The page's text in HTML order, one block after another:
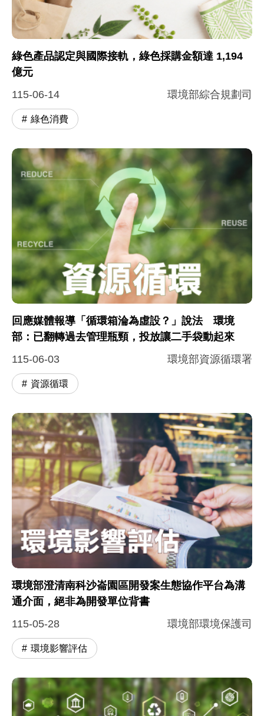
綠色產品認定與國際接軌，綠色採購金額達 1,194
億元
115-06-14
環境部綜合規劃司
綠色消費
回應媒體報導「循環箱淪為虛設？」說法 環境
部：已翻轉過去管理瓶頸，投放讓二手袋動起來
115-06-03
環境部資源循環署
資源循環
環境部澄清南科沙崙園區開發案生態協作平台為溝
通介面，絕非為開發單位背書
115-05-28
環境部環境保護司
環境影響評估